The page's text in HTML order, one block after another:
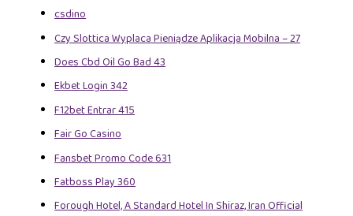
csdino
Czy Slottica Wyplaca Pieniądze Aplikacja Mobilna – 27
Does Cbd Oil Go Bad 43
Ekbet Login 342
F12bet Entrar 415
Fair Go Casino
Fansbet Promo Code 631
Fatboss Play 360
Forough Hotel, A Standard Hotel In Shiraz, Iran Official